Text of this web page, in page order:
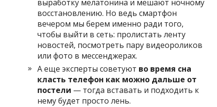
выработку мелатонина и мешают ночному
восстановлению. Но ведь смартфон
вечером мы берем именно ради того,
чтобы выйти в сеть: пролистать ленту
новостей, посмотреть пару видеороликов
или фото в мессенджерах.
А еще эксперты советуют во время сна
класть телефон как можно дальше от
постели — тогда вставать и подходить к
нему будет просто лень.